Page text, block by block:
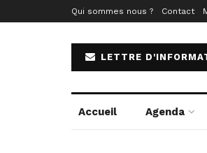
Qui sommes nous ? Contact
LETTRE
Accueil Agenda